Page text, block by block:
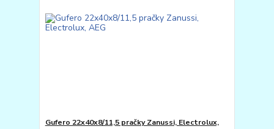
Gufero 22x40x8/11,5 pračky Zanussi, Electrolux,